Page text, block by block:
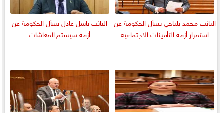
النائب محمد بلتاجي يسأل الحكومة عن
استمرار أزمة التأمينات الاجتماعية
النائب باسل عادل يسأل الحكومة عن
أزمة سيستم المعاشات